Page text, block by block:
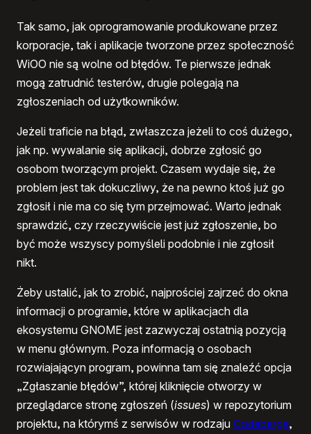
Tak samo, jak oprogramowanie produkowane przez
korporacje, tak i aplikacje tworzone przez społeczność
WiOO nie są wolne od błędów. Te pierwsze jednak
mogą zatrudnić testerów, drugie polegają na
zgłoszeniach od użytkowników.
Jeżeli traficie na błąd, zwłaszcza jeżeli to coś dużego,
jak np. wywalanie się aplikacji, dobrze zgłosić go
osobom tworzącym projekt. Czasem wydaje się, że
problem jest tak dokuczliwy, że na pewno ktoś już go
zgłosił i nie ma co się tym przejmować. Warto jednak
sprawdzić, czy rzeczywiście jest już zgłoszenie, bo
być może wszyscy pomyśleli podobnie i nie zgłosił
nikt.
Żeby ustalić, jak to zrobić, najprościej zajrzeć do okna
informacji o programie, które w aplikacjach dla
ekosystemu GNOME jest zazwyczaj ostatnią pozycją
w menu głównym. Poza informacją o osobach
rozwiajającyn program, powinna tam się znaleźć opcja
„Zgłaszanie błędów”, której kliknięcie otworzy w
przeglądarce stronę zgłoszeń (issues) w repozytorium
projektu, na którymś z serwisów w rodzaju Codeberga,